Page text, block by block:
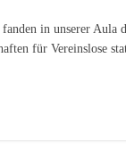
in unserer Aula
für Vereinslose